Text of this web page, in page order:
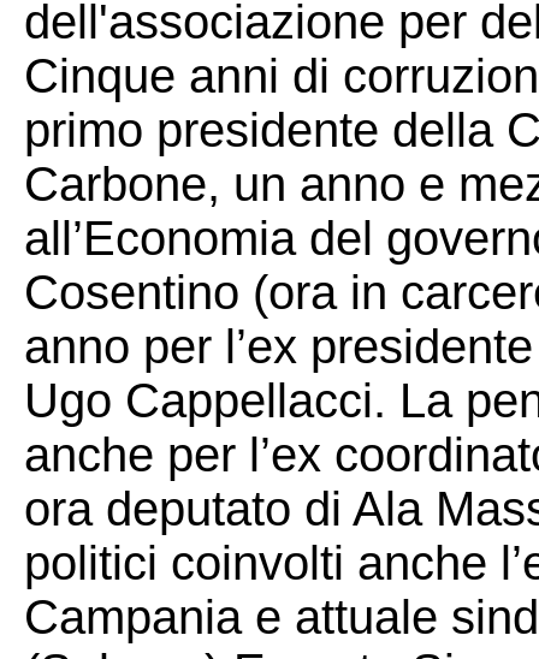
dell'associazione per
Cinque anni di
primo presidente della
Carbone, un anno e
all’Economia del
Cosentino (ora in
anno per l’ex
Ugo Cappellacci. La
anche per l’ex
ora deputato di Ala
politici coinvolti anche
Campania e attuale